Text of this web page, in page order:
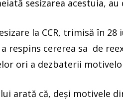
sesizarea acestuia,
la CCR, trimisă în
respins cererea sa de
ori a dezbaterii
arată că, deşi motivele